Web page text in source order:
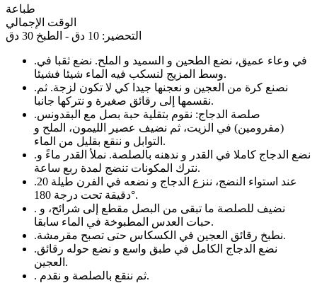
طباعة
الوقت الإجمالي
التحضير: 10 دق - الطبخ 30 دق
.في وعاء عميق، نضع الطحين و السميد و الملح. نضع ثقبا في
وسط المزيج لنسكب فيه الماء شيئا فشيئا.
.نصنع كرة من العجين و نعجنها جيدا كي لا تكون لزجة. ثم
نقسمها إلى رقائق صغيرة و نتركها جانبا.
.صلصة الدجاج: نقوم بتقلية حبة بصل مع البقدونس
(مفرومين) في الزيت، ثم نضيف عصير الليمون، الملح و
التوابل و ننقع بقليل من الماء.
.نضع الدجاج كاملا في القدر و ندهنه بالصلصة. نملأ القدر ماءً و
نترك المكونات تنضج لمدة ربع ساعة.
.عند استواء النضج، ننزع الدجاج و نضعه في الفرن طيلة 20
دقيقة تحت درجة 180°.
.
حبات العدس المطبوخة في الماء سابقا.
.
نطبخ رقائق العجين في الكسكاس حتى تصبح مقرمشة.
.نضع الدجاج الكامل في طبق واسع و نضع حوله رقائق
العجين.
.
ثم ننقع بالصلصة و نقدم.